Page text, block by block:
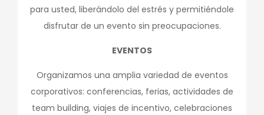
para usted, liberándolo del estrés y permitiéndole
disfrutar de un evento sin preocupaciones.
EVENTOS
Organizamos una amplia variedad de eventos
corporativos: conferencias, ferias, actividades de
team building, viajes de incentivo, celebraciones